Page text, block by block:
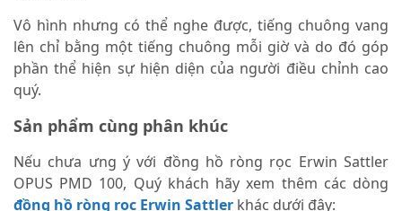
Vô hình nhưng có thể nghe được, tiếng chuông vang
lên chỉ bằng một tiếng chuông mỗi giờ và do đó góp
phần thể hiện sự hiện diện của người điều chỉnh cao
quý.
Sản phẩm cùng phân khúc
Nếu chưa ưng ý với đồng hồ ròng rọc Erwin Sattler
OPUS PMD 100, Quý khách hãy xem thêm các dòng
đồng hồ ròng rọc Erwin Sattler khác dưới đây: